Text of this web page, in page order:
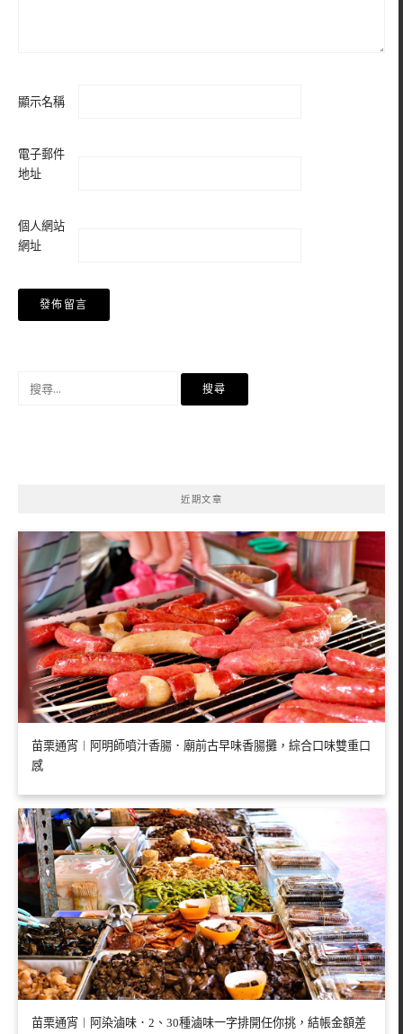
顯示名稱
電子郵件
地址
個人網站
網址
近期文章
苗栗通宵︱阿明師噴汁香腸．廟前古早味香腸攤，綜合口味雙重口
感
苗栗通宵︱阿染滷味．2、30種滷味一字排開任你挑，結帳金額差